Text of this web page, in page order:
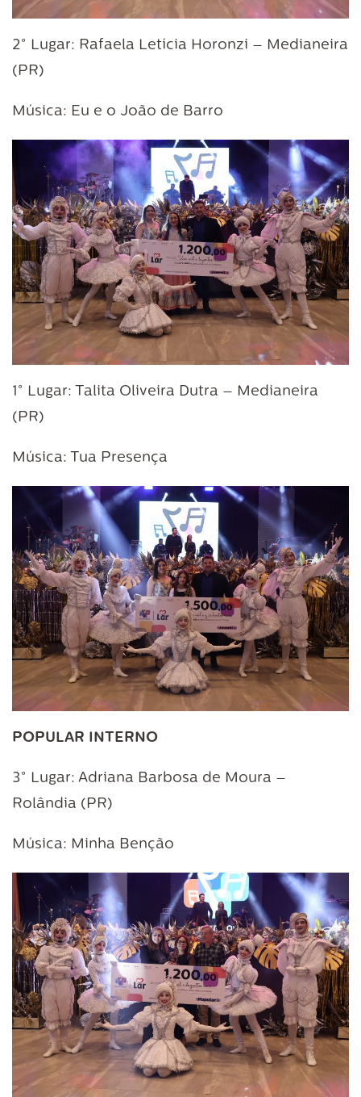
2° Lugar: Rafaela Letícia Horonzi – Medianeira
(PR)
Música: Eu e o João de Barro
1° Lugar: Talita Oliveira Dutra – Medianeira
(PR)
Música: Tua Presença
POPULAR INTERNO
3° Lugar: Adriana Barbosa de Moura –
Rolândia (PR)
Música: Minha Benção